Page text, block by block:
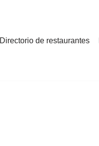
Directorio de restaurantes